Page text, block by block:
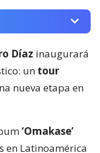
Díaz inaugurará
un tour
nueva etapa en
‘Omakase’
en Latinoamérica